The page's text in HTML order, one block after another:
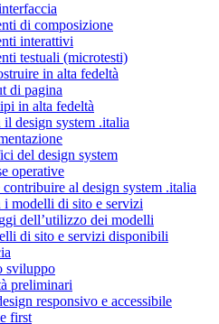
di composizione
interattivi
testuali (microtesti)
in alta fedeltà
di pagina
in alta fedeltà
design system .italia
del design system
operative
al design system .italia
i modelli di sito e servizi
dell’utilizzo dei modelli
di sito e servizi disponibili
sviluppo
preliminari
responsivo e accessibile
first